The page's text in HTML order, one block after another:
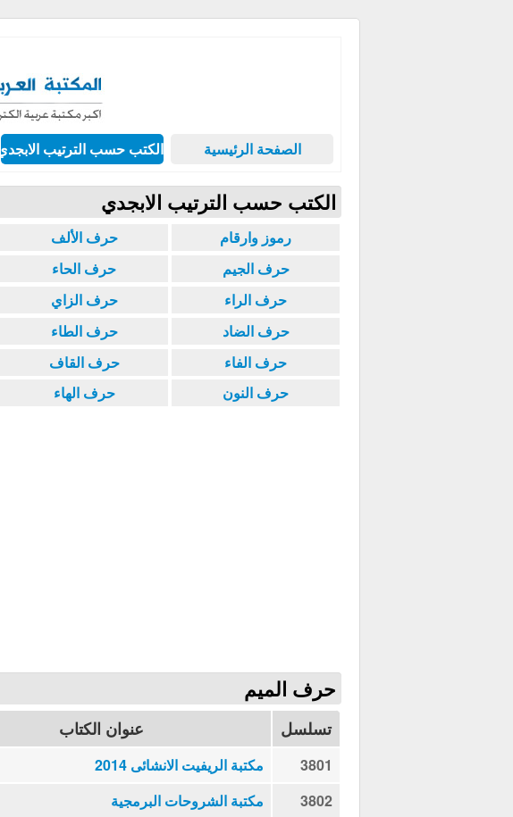
الصفحة الرئيسية الكتب حسب الترتيب الابجدي
الكتب حسب الترتيب الابجدي
رموز وارقام حرف الألف
حرف الجيم
حرف الحاء
حرف الراء
حرف الزاي
حرف الضاد
حرف الطاء
حرف الفاء
حرف القاف
حرف النون
حرف الهاء
حرف الميم
تسلسل عنوان الكتاب
3801 مكتبة الريفيت الانشائى 2014
3802
مكتبة الشروحات البرمجية